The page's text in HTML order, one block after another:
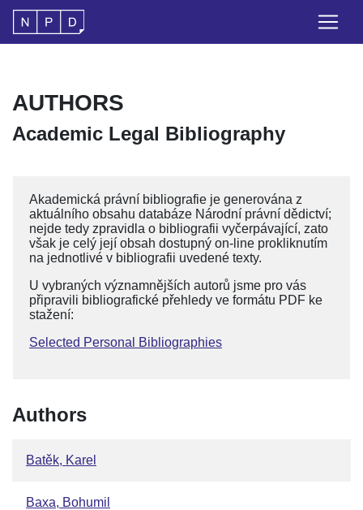
AUTHORS
Academic Legal Bibliography
Akademická právní bibliografie je generována z
aktuálního obsahu databáze Národní právní dědictví;
nejde tedy zpravidla o bibliografii vyčerpávající, zato
však je celý její obsah dostupný on-line prokliknutím
na jednotlivé v bibliografii uvedené texty.
U vybraných významnějších autorů jsme pro vás
připravili bibliografické přehledy ve formátu PDF ke
stažení:
Selected Personal Bibliographies
Authors
Batěk, Karel
Baxa, Bohumil